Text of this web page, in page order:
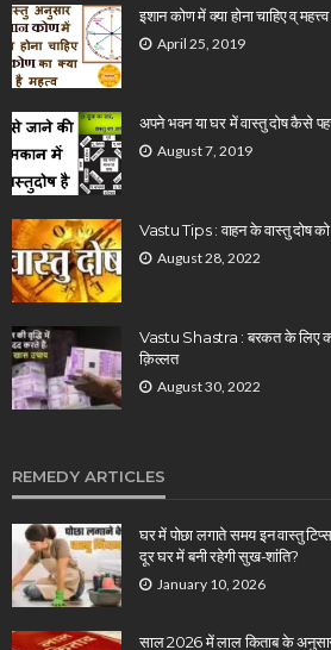
इशान कोण में क्या होना चाहिए व् महत्त्व
April 25, 2019
अपने भवन या घर में वास्तु दोष कैसे
August 7, 2019
Vastu Tips : वाहन के वास्तु दोष
August 28, 2022
Vastu Shastra : बरकत के लिए
क़िल्लत
August 30, 2022
REMEDY ARTICLES
घर में पोछा लगाते समय इन वास्तु
दूर घर में बनी रहेगी सुख-शांति?
January 10, 2026
साल 2026 में लाल किताब के